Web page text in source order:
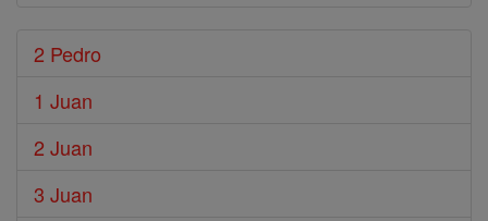
2 Pedro
1 Juan
2 Juan
3 Juan